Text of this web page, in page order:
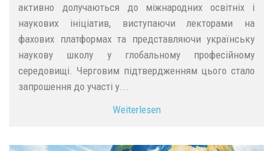
активно долучаються до міжнародних освітніх і
наукових ініціатив, виступаючи лекторами на
фахових платформах та представляючи українську
наукову школу у глобальному професійному
середовищі. Черговим підтвердженням цього стало
запрошення до участі у...
Weiterlesen